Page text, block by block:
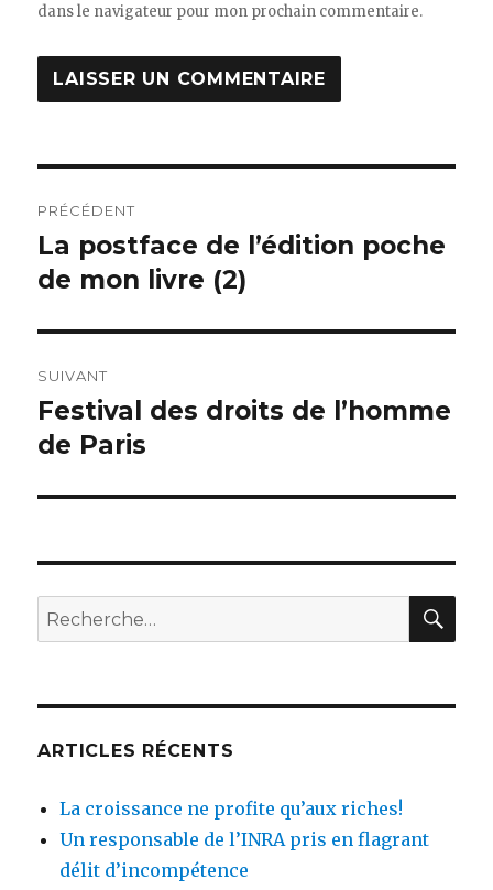
dans le navigateur pour mon prochain commentaire.
de
l’article
PRÉCÉDENT
Article
précédent :
La postface de l’édition poche
de mon livre (2)
SUIVANT
Article
suivant :
Festival des droits de l’homme
de Paris
Recherche
pour
ARTICLES RÉCENTS
La croissance ne profite qu’aux riches!
Un responsable de l’INRA pris en flagrant
délit d’incompétence